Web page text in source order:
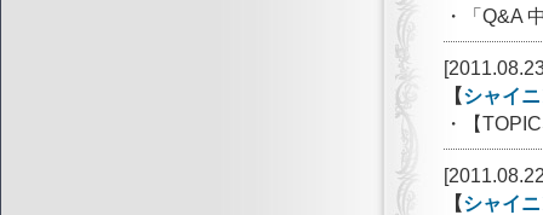
・「Q&A
【シャイ
・【
【シャイ